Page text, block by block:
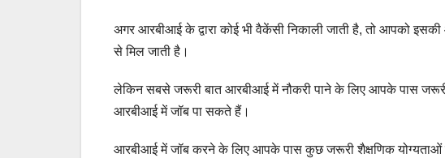
अगर आरबीआई के द्वारा कोई भी वैकेंसी निकाली जाती है, तो आपको
से मिल जाती है।
लेकिन सबसे जरूरी बात आरबीआई में नौकरी पाने के लिए आपके पास जरूरी
आरबीआई में जॉब पा सकते हैं।
आरबीआई में जॉब करने के लिए आपके पास कुछ जरूरी शैक्षणिक योग्यताओं